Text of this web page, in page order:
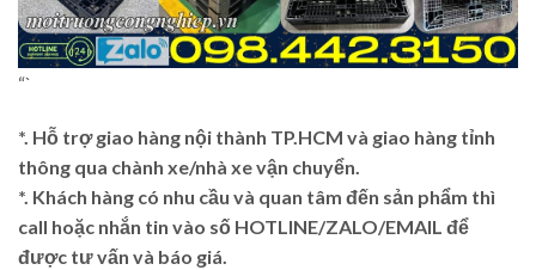
“`
*. Hỗ trợ giao hàng nội thành TP.HCM và giao hàng tỉnh
thông qua chành xe/nhà xe vận chuyển.
*. Khách hàng có nhu cầu và quan tâm đến sản phẩm thì
call hoặc nhắn tin vào số HOTLINE/ZALO/EMAIL để
được tư vấn và báo giá.